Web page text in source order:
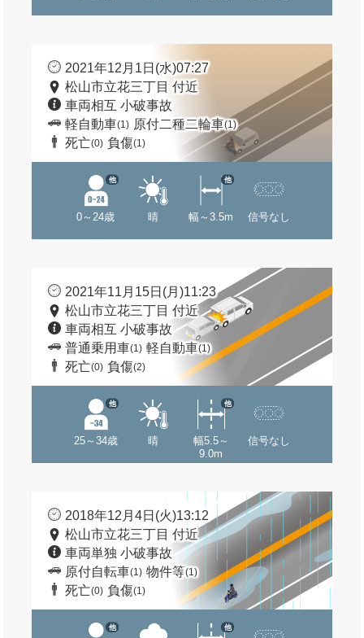
2021年12月1日(水)07:27
松山市立花三丁目 付近
車両相互 小破事故
軽自動車(1) 原付二種二輪車(1)
死亡(0) 負傷(1)
0～24歳
他
晴 幅～3.5m
他
信号なし
2021年11月15日(月)11:23
松山市立花三丁目 付近
車両相互 小破事故
普通乗用車(1) 軽自動車(1)
死亡(0) 負傷(2)
25～34歳
他
晴
幅5.5～
9.0m
他
信号なし
2018年12月4日(火)13:12
松山市立花三丁目 付近
車両単独 小破事故
原付自転車(1) 物件等(1)
死亡(0) 負傷(1)
他 他